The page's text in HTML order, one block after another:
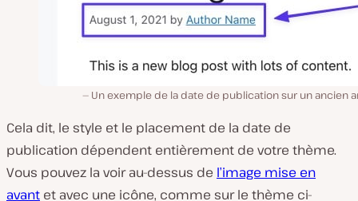
Un exemple de la date de publication sur un ancien
Cela dit, le style et le placement de la date de
publication dépendent entièrement de votre thème.
Vous pouvez la voir au-dessus de l’image mise en
avant et avec une icône, comme sur le thème ci-